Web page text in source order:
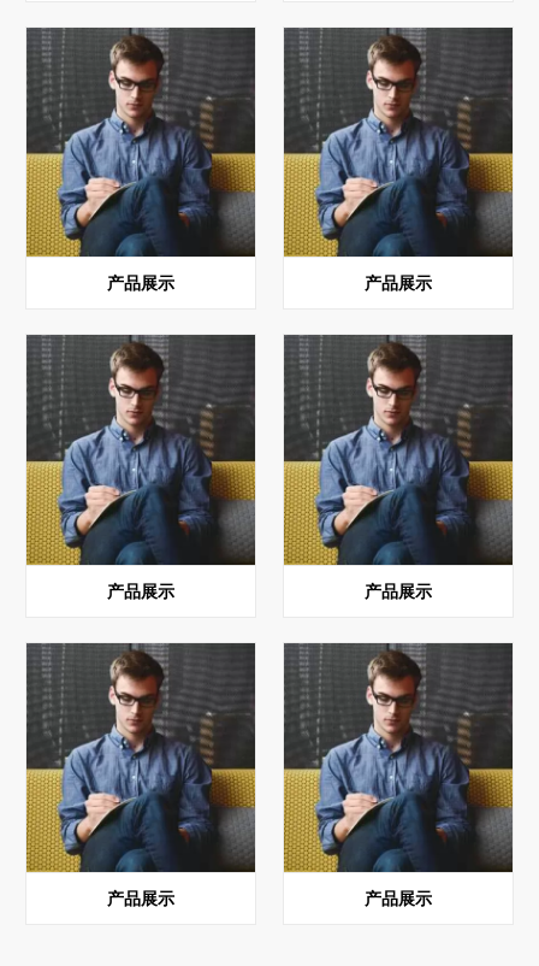
产品展示 产品展示
产品展示 产品展示
产品展示 产品展示